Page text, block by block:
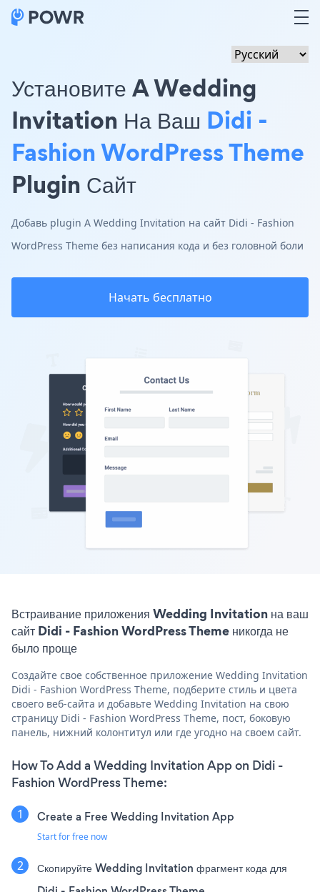
Установите A Wedding
Invitation На Ваш Didi -
Fashion WordPress Theme
Plugin Сайт
Добавь plugin A Wedding Invitation на сайт Didi - Fashion
WordPress Theme без написания кода и без головной боли
Начать бесплатно
Встраивание приложения Wedding Invitation на ваш
сайт Didi - Fashion WordPress Theme никогда не
было проще
Создайте свое собственное приложение Wedding Invitation
Didi - Fashion WordPress Theme, подберите стиль и цвета
своего веб-сайта и добавьте Wedding Invitation на свою
страницу Didi - Fashion WordPress Theme, пост, боковую
панель, нижний колонтитул или где угодно на своем сайт.
How To Add a Wedding Invitation App on Didi -
Fashion WordPress Theme:
Create a Free Wedding Invitation App
Start for free now
Скопируйте Wedding Invitation фрагмент кода для